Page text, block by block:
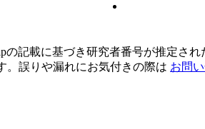
記載に基づき研究者番号が推定され
。誤りや漏れにお気付きの際は お問